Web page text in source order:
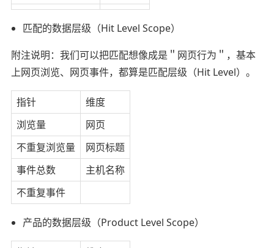
匹配的数据层级（Hit Level Scope）
附注说明：我们可以把匹配想像成是＂网页行为＂，基本
上网页浏览、网页事件，都算是匹配层级（Hit Level）。
指针
维度
浏览量
网页
不重复浏览量
网页标题
事件总数
主机名称
不重复事件
产品的数据层级（Product Level Scope）